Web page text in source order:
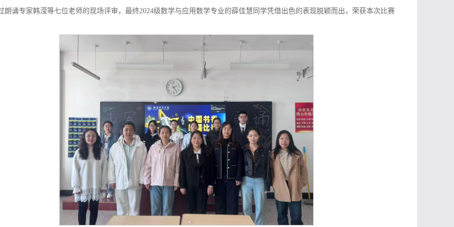
朗诵专家韩滢等七位老师的现场评审，最终2024级数学与应用数学专业的薛佳慧同学凭借出色的表现脱颖而出，荣获本次比赛